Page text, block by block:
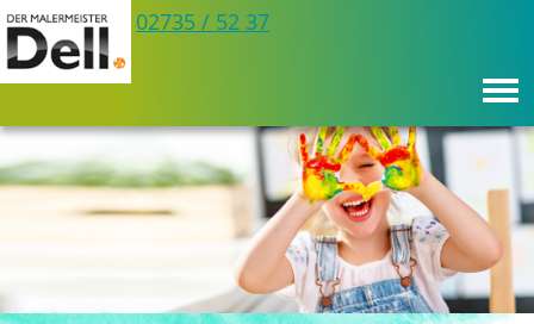
Telefon:Büro 02735 / 52 37